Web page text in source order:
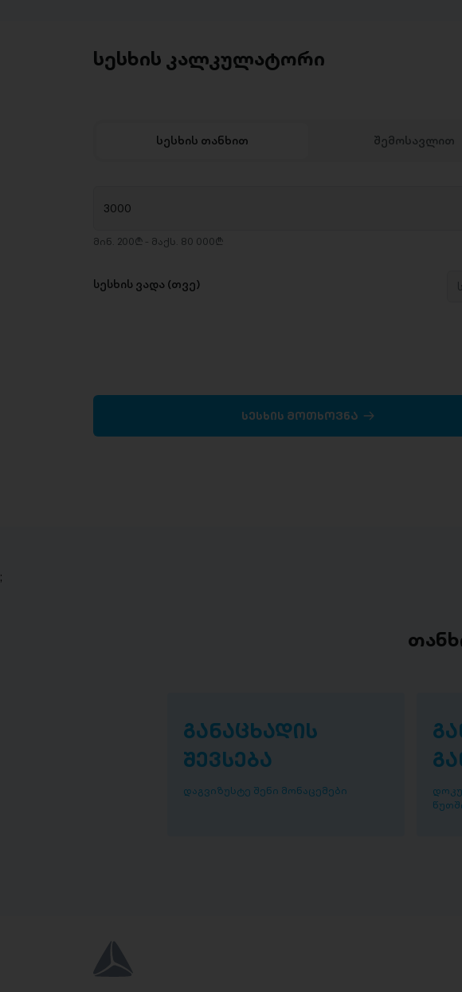
სესხის კალკულატორი
სესხის თანხით შემოსავლით
მინ. 200₾ - მაქს. 80 000₾
სესხის ვადა (თვე)
სესხის მოთხოვნა
;
განაცხადის
შევსება
დაგვიზუსტე შენი მონაცემები